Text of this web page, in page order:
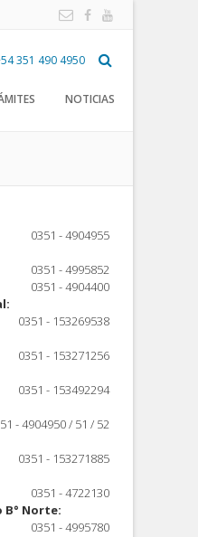
351 490 4950
NOTICIAS
0351 - 4904955
0351 - 4995852
0351 - 4904400
0351 - 153269538
0351 - 153271256
0351 - 153492294
- 4904950 / 51 / 52
0351 - 153271885
0351 - 4722130
Norte:
0351 - 4995780